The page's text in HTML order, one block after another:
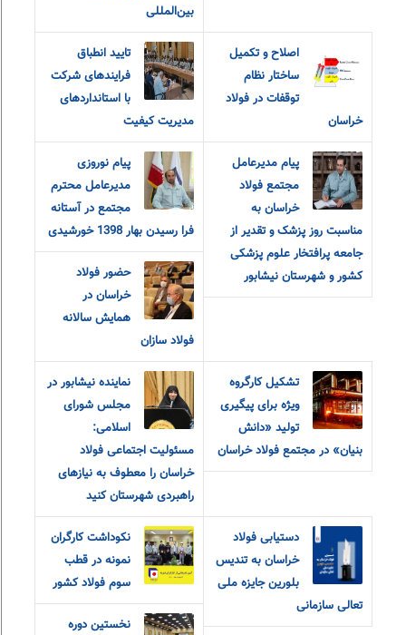
بین‌المللی
اصلاح و تکمیل
ساختار نظام
توقفات در فولاد
خراسان
تایید انطباق
فرایندهای شرکت
با استانداردهای
مدیریت کیفیت
پیام مدیرعامل
مجتمع فولاد
خراسان به
مناسبت روز پزشک و تقدیر از
جامعه پرافتخار علوم پزشکی
کشور و شهرستان نیشابور
پیام نوروزی
مدیرعامل محترم
مجتمع در آستانه
فرا رسیدن بهار 1398 خورشیدی
حضور فولاد
خراسان در
همایش سالانه
فولاد سازان
تشکیل کارگروه
ویژه برای پیگیری
تولید «دانش
بنیان» در مجتمع فولاد خراسان
نماینده نیشابور در
مجلس شورای
اسلامی:
مسئولیت اجتماعی فولاد
خراسان را معطوف به نیازهای
راهبردی شهرستان کنید
دستیابی فولاد
خراسان به تندیس
بلورین جایزه ملی
تعالی سازمانی
نکوداشت کارگران
نمونه در قطب
سوم فولاد کشور
نخستین دوره